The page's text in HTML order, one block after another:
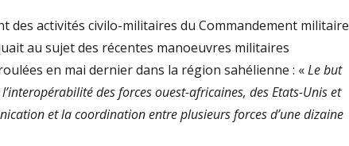
des activités civilo-militaires du Commandement militaire
au sujet des récentes manoeuvres militaires
en mai dernier dans la région sahélienne : «Le but
des forces ouest-africaines, des Etats-Unis et
et la coordination entre plusieurs forces d’une dizaine